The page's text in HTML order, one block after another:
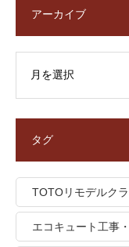
アーカイブ
タグ
TOTOリモデルク
エコキュート工事